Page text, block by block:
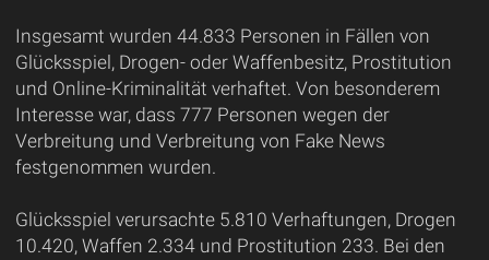
Insgesamt wurden 44.833 Personen in Fällen von
Glücksspiel, Drogen- oder Waffenbesitz, Prostitution
und Online-Kriminalität verhaftet. Von besonderem
Interesse war, dass 777 Personen wegen der
Verbreitung und Verbreitung von Fake News
festgenommen wurden.
Glücksspiel verursachte 5.810 Verhaftungen, Drogen
10.420, Waffen 2.334 und Prostitution 233. Bei den